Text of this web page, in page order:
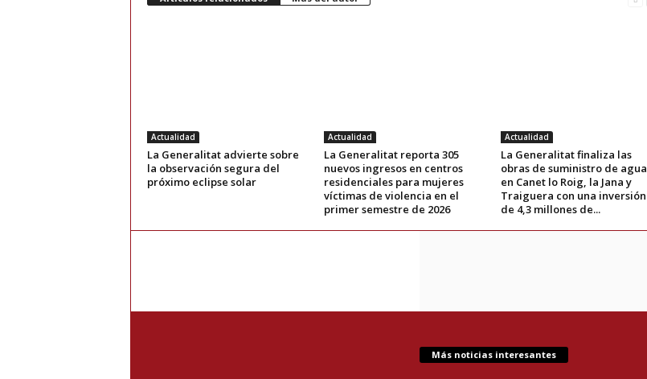
Actualidad
La Generalitat advierte sobre
la observación segura del
próximo eclipse solar
Actualidad
La Generalitat reporta 305
nuevos ingresos en centros
residenciales para mujeres
víctimas de violencia en el
primer semestre de 2026
Actualidad
La Generalitat finaliza las
obras de suministro de agua
en Canet lo Roig, la Jana y
Traiguera con una inversión
de 4,3 millones de...
Más noticias interesantes